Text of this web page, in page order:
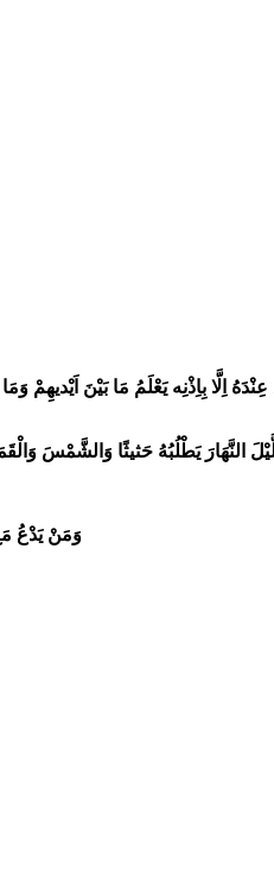
اِلَّا بِاِذْنِه يَعْلَمُ مَا بَيْنَ
يَطْلُبُهُ حَثيثًا وَالشَّمْسَ
وَمَنْ يَدْعُ مَعَ